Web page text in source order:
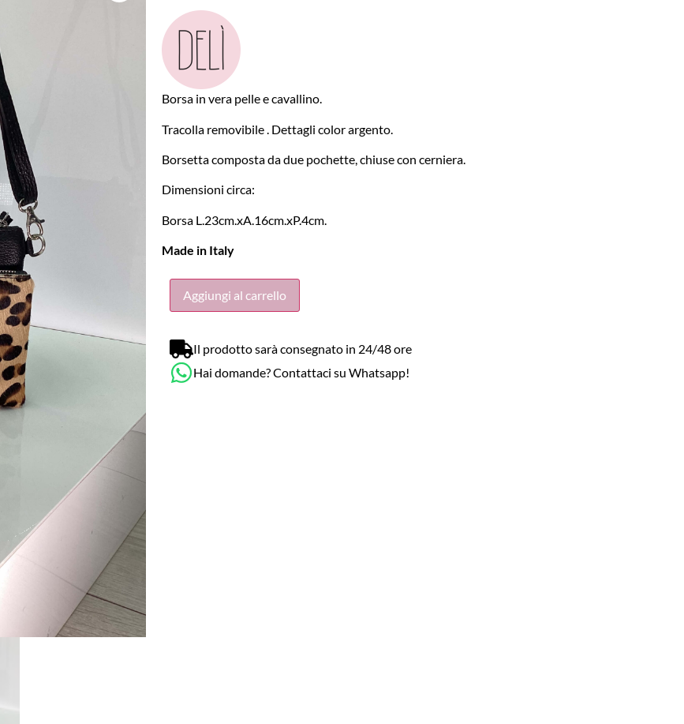
Borsa in vera pelle e cavallino.
Tracolla removibile . Dettagli color argento.
Borsetta composta da due pochette, chiuse con cerniera.
Dimensioni circa:
Borsa L.23cm.xA.16cm.xP.4cm.
Made in Italy
Aggiungi al carrello
Il prodotto sarà consegnato in 24/48 ore
Hai domande? Contattaci su Whatsapp!